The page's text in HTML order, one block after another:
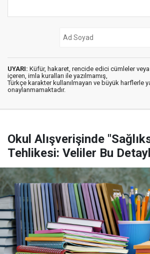
UYARI: Küfür, hakaret, rencide edici cümleler veya
içeren, imla kuralları ile yazılmamış,
Türkçe karakter kullanılmayan ve büyük harflerle
onaylanmamaktadır.
Okul Alışverişinde
Tehlikesi: Veliler Bu